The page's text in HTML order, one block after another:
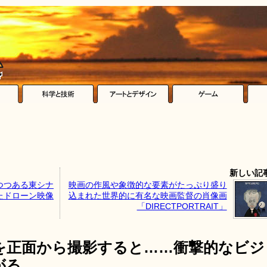
つある東シナ
ドローン映像
新しい記
映画の作風や象徴的な要素がたっぷり盛り
込まれた世界的に有名な映画監督の肖像画
「DIRECTPORTRAIT」
正面から撮影すると……衝撃的なビジ